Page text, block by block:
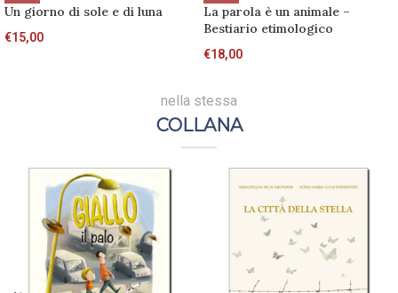
Un giorno di sole e di luna
€15,00
La parola è un animale –
Bestiario etimologico
€18,00
nella stessa
COLLANA